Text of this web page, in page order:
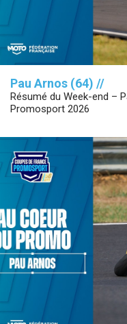
Pau Arnos (64) //
Résumé du Week-end –
Promosport 2026